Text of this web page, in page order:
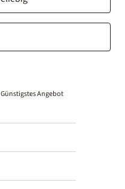
Günstigstes Angebot